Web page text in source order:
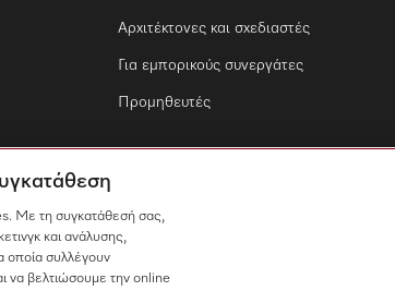
Αρχιτέκτονες και σχεδιαστές
Για εμπορικούς συνεργάτες
Προμηθευτές
Με τη συγκατάθεσή σας,
και ανάλυσης,
οποία συλλέγουν
να βελτιώσουμε την online